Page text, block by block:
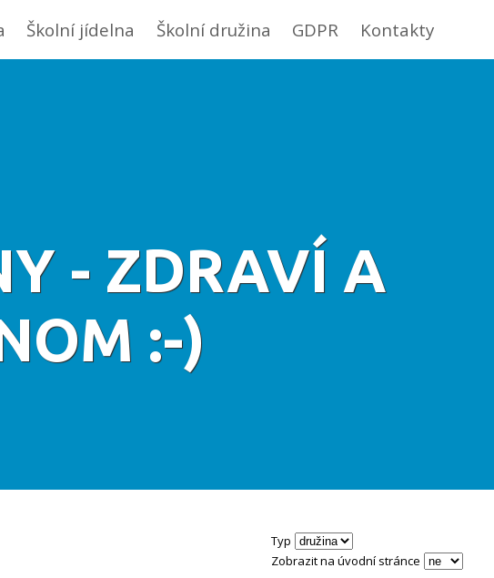
Školní jídelna Školní družina GDPR Kontakty
- ZDRAVÍ A
:-)
Typ
Zobrazit na úvodní stránce